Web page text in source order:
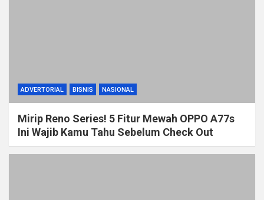
ADVERTORIAL BISNIS NASIONAL
Mirip Reno Series! 5 Fitur Mewah OPPO A77s
Ini Wajib Kamu Tahu Sebelum Check Out